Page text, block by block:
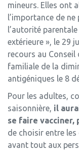
mineurs. Elles ont
l’importance de
l’autorité
extérieure », le 29
recours au Conseil
familiale de la
antigéniques le 8
Pour les adultes,
saisonnière, il
se faire
de choisir entre
avant tout aux